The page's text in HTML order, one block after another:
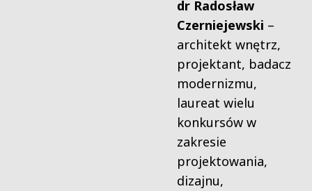
dr Radosław
Czerniejewski –
architekt wnętrz,
projektant, badacz
modernizmu,
laureat wielu
konkursów w
zakresie
projektowania,
dizajnu,